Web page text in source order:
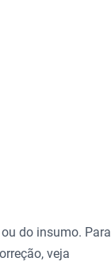
do insumo.
veja